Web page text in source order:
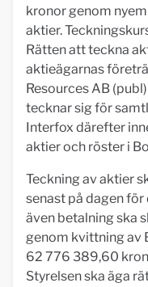
kronor genom
aktier.
Rätten att teckna
aktieägarnas
Resources AB
tecknar sig för
Interfox därefter
aktier och röster i
Teckning av aktier
senast på dagen
även betalning ska
genom kvittning av
62 776 389,60
Styrelsen ska äga